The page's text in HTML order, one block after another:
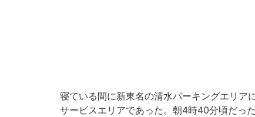
寝ている間に新東名の清水パーキングエリア
サービスエリアであった。朝4時40分頃だっ